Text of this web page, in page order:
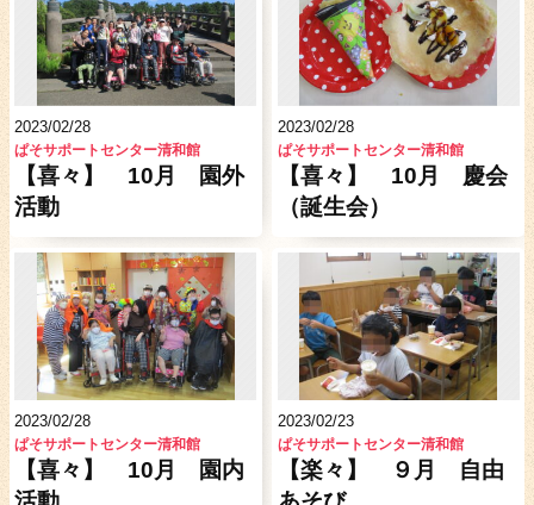
2023/02/28
ぱそサポートセンター清和館
【喜々】 10月 園外
活動
2023/02/28
ぱそサポートセンター清和館
【喜々】 10月 慶会
（誕生会）
2023/02/28
ぱそサポートセンター清和館
【喜々】 10月 園内
2023/02/23
ぱそサポートセンター清和館
【楽々】 ９月 自由